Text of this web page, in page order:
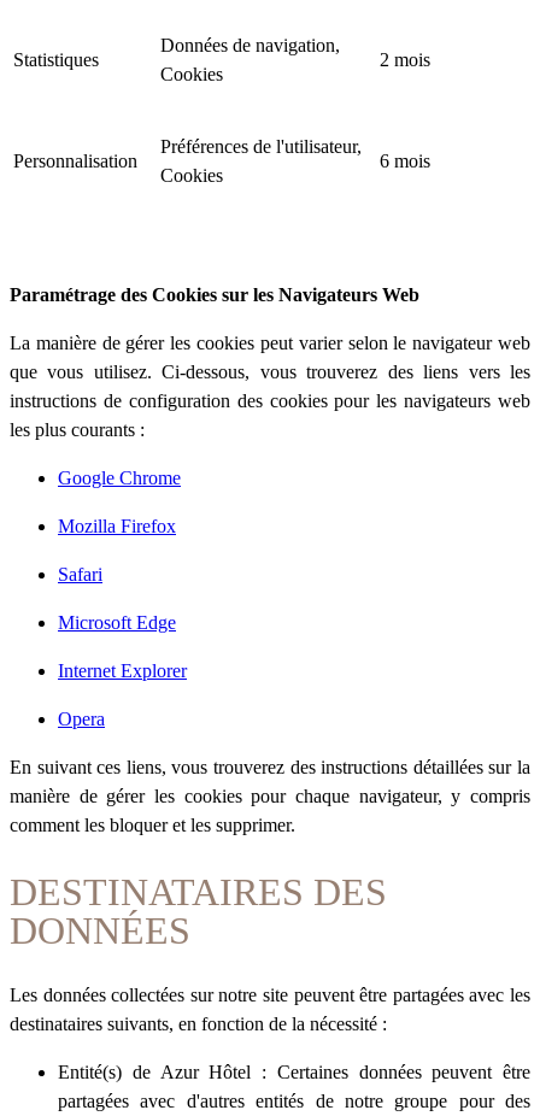
Statistiques
Données de navigation,
Cookies
2 mois
Personnalisation
Préférences de l'utilisateur,
Cookies
6 mois
Paramétrage des Cookies sur les Navigateurs Web
La manière de gérer les cookies peut varier selon le navigateur web
que vous utilisez. Ci-dessous, vous trouverez des liens vers les
instructions de configuration des cookies pour les navigateurs web
les plus courants :
Google Chrome
Mozilla Firefox
Safari
Microsoft Edge
Internet Explorer
Opera
En suivant ces liens, vous trouverez des instructions détaillées sur la
manière de gérer les cookies pour chaque navigateur, y compris
comment les bloquer et les supprimer.
DESTINATAIRES DES
DONNÉES
Les données collectées sur notre site peuvent être partagées avec les
destinataires suivants, en fonction de la nécessité :
Entité(s) de Azur Hôtel : Certaines données peuvent être
partagées avec d'autres entités de notre groupe pour des